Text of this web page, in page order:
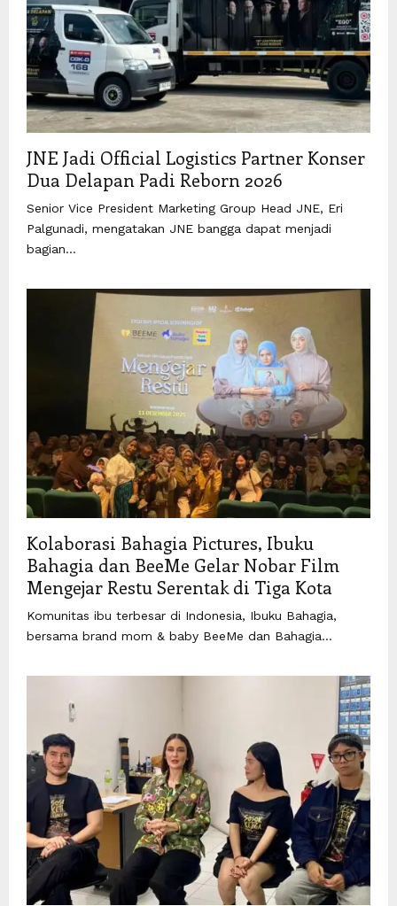
JNE Jadi Official Logistics Partner Konser
Dua Delapan Padi Reborn 2026
Senior Vice President Marketing Group Head JNE, Eri
Palgunadi, mengatakan JNE bangga dapat menjadi
bagian...
Kolaborasi Bahagia Pictures, Ibuku
Bahagia dan BeeMe Gelar Nobar Film
Mengejar Restu Serentak di Tiga Kota
Komunitas ibu terbesar di Indonesia, Ibuku Bahagia,
bersama brand mom & baby BeeMe dan Bahagia...